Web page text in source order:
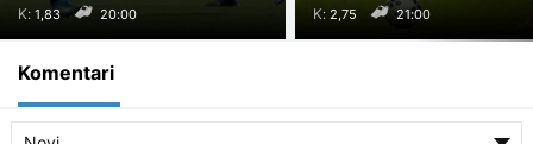
K: 20:00 K: 21:00
Komentari